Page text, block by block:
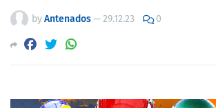
byAntenados—29.12.23 0